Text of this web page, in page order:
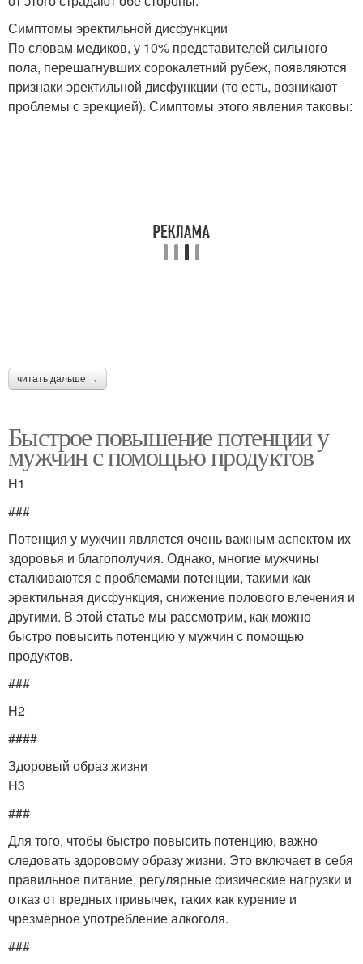
Симптомы эректильной дисфункции
По словам медиков, у 10% представителей сильного
пола, перешагнувших сорокалетний рубеж, появляются
признаки эректильной дисфункции (то есть, возникают
проблемы с эрекцией). Симптомы этого явления таковы:
читать дальше →
Быстрое повышение потенции у
мужчин с помощью продуктов
H1
###
Потенция у мужчин является очень важным аспектом их
здоровья и благополучия. Однако, многие мужчины
сталкиваются с проблемами потенции, такими как
эректильная дисфункция, снижение полового влечения и
другими. В этой статье мы рассмотрим, как можно
быстро повысить потенцию у мужчин с помощью
продуктов.
###
H2
####
Здоровый образ жизни
H3
###
Для того, чтобы быстро повысить потенцию, важно
следовать здоровому образу жизни. Это включает в себя
правильное питание, регулярные физические нагрузки и
отказ от вредных привычек, таких как курение и
чрезмерное употребление алкоголя.
###